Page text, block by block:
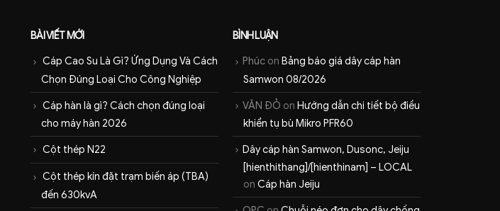
BÀI VIẾT MỚI
Cáp Cao Su Là Gì? Ứng Dụng Và Cách
Chọn Đúng Loại Cho Công Nghiệp
Cáp hàn là gì? Cách chọn đúng loại
cho máy hàn 2026
Cột thép N22
Cột thép kín đặt trạm biến áp (TBA)
đến 630kvA
BÌNH LUẬN
Phúc on Bảng báo giá dây cáp hàn
Samwon 08/2026
VĂN ĐỎ on Hướng dẫn chi tiết bộ điều
khiển tụ bù Mikro PFR60
Dây cáp hàn Samwon, Dusonc, Jeiju
[hienthithang]/[hienthinam] – LOCAL
on Cáp hàn Jeiju